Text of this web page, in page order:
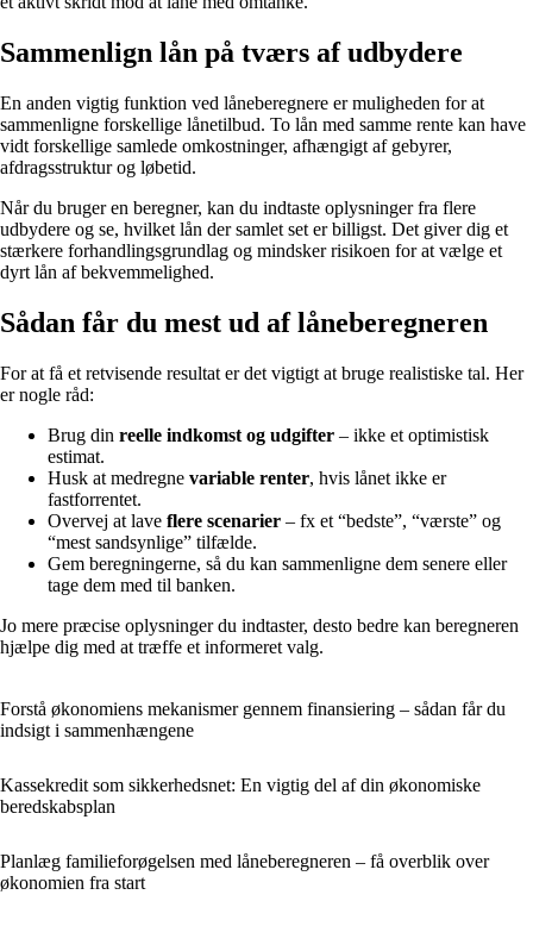
Sammenlign lån på tværs af udbydere
En anden vigtig funktion ved låneberegnere er muligheden for at
sammenligne forskellige lånetilbud. To lån med samme rente kan have
vidt forskellige samlede omkostninger, afhængigt af gebyrer,
afdragsstruktur og løbetid.
Når du bruger en beregner, kan du indtaste oplysninger fra flere
udbydere og se, hvilket lån der samlet set er billigst. Det giver dig et
stærkere forhandlingsgrundlag og mindsker risikoen for at vælge et
dyrt lån af bekvemmelighed.
Sådan får du mest ud af låneberegneren
For at få et retvisende resultat er det vigtigt at bruge realistiske tal. Her
er nogle råd:
Brug din reelle indkomst og udgifter – ikke et optimistisk
estimat.
Husk at medregne variable renter, hvis lånet ikke er
fastforrentet.
Overvej at lave flere scenarier – fx et “bedste”, “værste” og
“mest sandsynlige” tilfælde.
Gem beregningerne, så du kan sammenligne dem senere eller
tage dem med til banken.
Jo mere præcise oplysninger du indtaster, desto bedre kan beregneren
hjælpe dig med at træffe et informeret valg.
Forstå økonomiens mekanismer gennem finansiering – sådan får du
indsigt i sammenhængene
Kassekredit som sikkerhedsnet: En vigtig del af din økonomiske
beredskabsplan
Planlæg familieforøgelsen med låneberegneren – få overblik over
økonomien fra start